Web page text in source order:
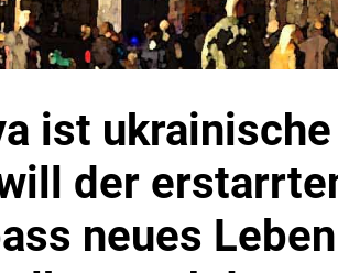
der
neues Leben